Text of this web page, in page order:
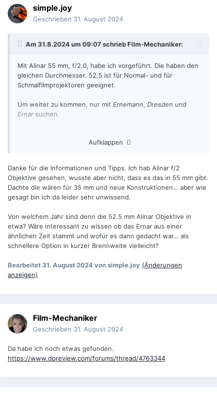
simple.joy
Geschrieben 31. August 2024
Am 31.8.2024 um 09:07 schriebFilm-Mechaniker:
Mit Alinar 55 mm, f/2.0, habe ich vorgeführt. Die haben den
gleichen Durchmesser. 52,5 ist für Normal- und für
Schmalfilmprojektoren geeignet.
Um weiter zu kommen, nur mit Ernemann, Dresden und
Ernar suchen.
Format brauchbar, das kleinere ist meistens das
ein Blech schlagen.
Aufklappen
Danke für die Informationen und Tipps. Ich hab Alinar f/2
Objektive gesehen, wusste aber nicht, dass es das in 55 mm gibt.
Dachte die wären für 35 mm und neue Konstruktionen… aber wie
gesagt bin ich da leider sehr unwissend.
Von welchem Jahr sind denn die 52.5 mm Alinar Objektive in
etwa? Wäre interessant zu wissen ob das Ernar aus einer
ähnlichen Zeit stammt und wofür es dann gedacht war… als
schnellere Option in kurzer Brennweite vielleicht?
Bearbeitet31. August 2024von simple.joy (Änderungen
anzeigen)
Film-Mechaniker
Geschrieben 31. August 2024
Da habe ich noch etwas gefunden.
https://www.dpreview.com/forums/thread/4763344